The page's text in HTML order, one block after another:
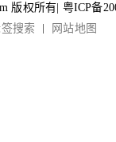
版权所有| 粤ICP备
搜索 网站地图